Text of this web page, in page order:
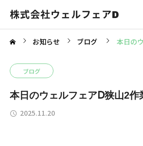
株式会社ウェルフェアD
お知らせ ブログ 本日の
ブログ
本日のウェルフェアⅮ狭山2作
2025.11.20